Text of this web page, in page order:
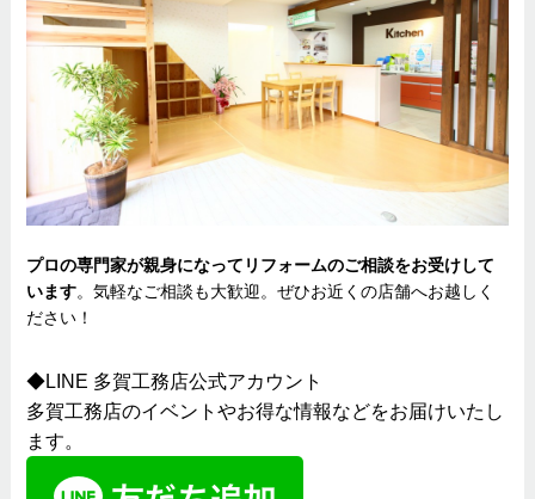
プロの専門家が親身になってリフォームのご相談をお受けして
います。気軽なご相談も大歓迎。ぜひお近くの店舗へお越しく
ださい！
◆LINE 多賀工務店公式アカウント
多賀工務店のイベントやお得な情報などをお届けいたし
ます。